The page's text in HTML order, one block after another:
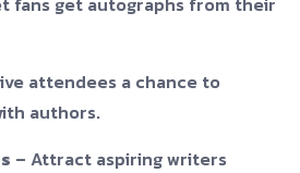
attendees a chance to
authors.
– Attract aspiring writers